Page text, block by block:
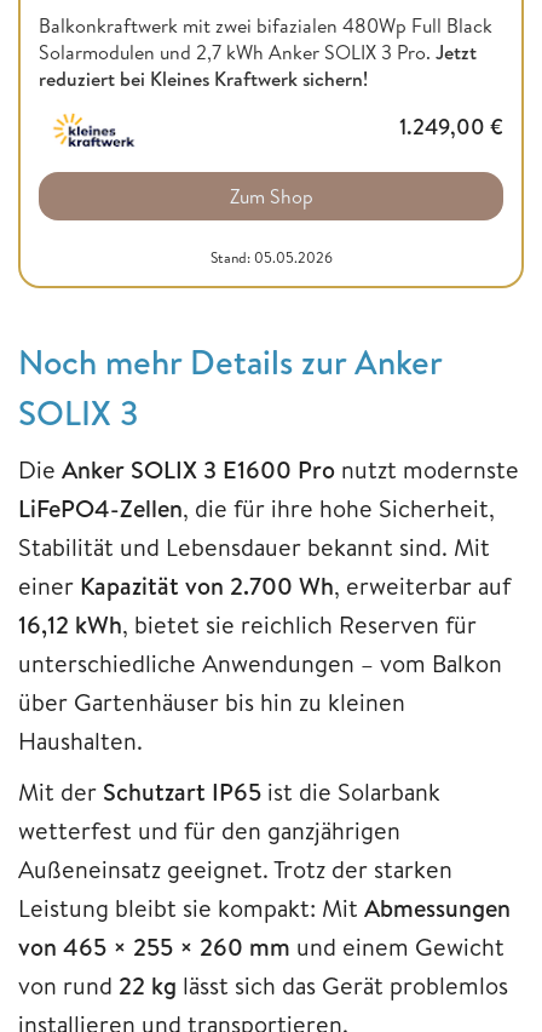
Balkonkraftwerk mit zwei bifazialen 480Wp Full Black
Solarmodulen und 2,7 kWh Anker SOLIX 3 Pro. Jetzt
reduziert bei Kleines Kraftwerk sichern!
1.249,00 €
Zum Shop
Stand: 05.05.2026
Noch mehr Details zur Anker
SOLIX 3
Die Anker SOLIX 3 E1600 Pro nutzt modernste
LiFePO4-Zellen, die für ihre hohe Sicherheit,
Stabilität und Lebensdauer bekannt sind. Mit
einer Kapazität von 2.700 Wh, erweiterbar auf
16,12 kWh, bietet sie reichlich Reserven für
unterschiedliche Anwendungen – vom Balkon
über Gartenhäuser bis hin zu kleinen
Haushalten.
Mit der Schutzart IP65 ist die Solarbank
wetterfest und für den ganzjährigen
Außeneinsatz geeignet. Trotz der starken
Leistung bleibt sie kompakt: Mit Abmessungen
von 465 × 255 × 260 mm und einem Gewicht
von rund 22 kg lässt sich das Gerät problemlos
installieren und transportieren.